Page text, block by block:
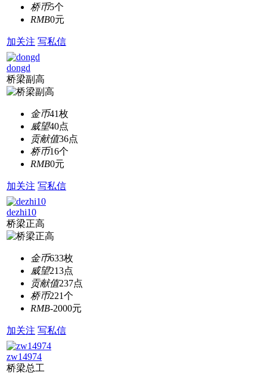
桥币5个
RMB0元
加关注 写私信
dongd
桥梁副高
金币41枚
威望40点
贡献值36点
桥币16个
RMB0元
加关注 写私信
dezhi10
桥梁正高
金币633枚
威望213点
贡献值237点
桥币221个
RMB-2000元
加关注 写私信
zw14974
桥梁总工